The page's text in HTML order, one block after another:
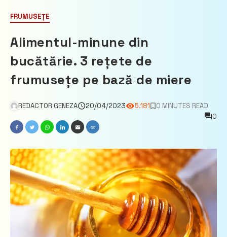
FRUMUSEȚE
Alimentul-minune din
bucătărie. 3 rețete de
frumusețe pe bază de miere
REDACTOR GENEZA 20/04/2023 5.181
0 MINUTES READ
0